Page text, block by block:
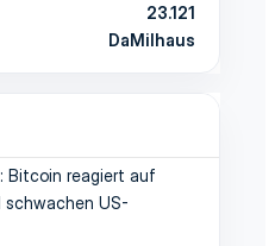
23.121
DaMilhaus
Bitcoin reagiert auf
US-